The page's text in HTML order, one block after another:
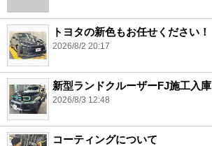
トヨタの新色もお任せください！
2026/8/2 20:17
新型ランドクルーザーFJ施工入庫
2026/8/3 12:48
コーティングについて